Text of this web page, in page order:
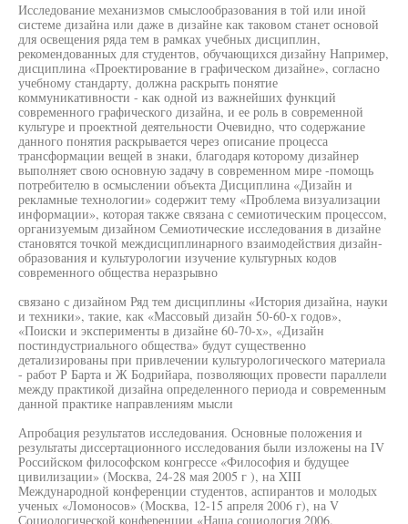
Исследование механизмов смыслообразования в той или иной
системе дизайна или даже в дизайне как таковом станет основой
для освещения ряда тем в рамках учебных дисциплин,
рекомендованных для студентов, обучающихся дизайну Например,
дисциплина «Проектирование в графическом дизайне», согласно
учебному стандарту, должна раскрыть понятие
коммуникативности - как одной из важнейших функций
современного графического дизайна, и ее роль в современной
культуре и проектной деятельности Очевидно, что содержание
данного понятия раскрывается через описание процесса
трансформации вещей в знаки, благодаря которому дизайнер
выполняет свою основную задачу в современном мире -помощь
потребителю в осмыслении объекта Дисциплина «Дизайн и
рекламные технологии» содержит тему «Проблема визуализации
информации», которая также связана с семиотическим процессом,
организуемым дизайном Семиотические исследования в дизайне
становятся точкой междисциплинарного взаимодействия дизайн-
образования и культурологии изучение культурных кодов
современного общества неразрывно
связано с дизайном Ряд тем дисциплины «История дизайна, науки
и техники», такие, как «Массовый дизайн 50-60-х годов»,
«Поиски и эксперименты в дизайне 60-70-х», «Дизайн
постиндустриального общества» будут существенно
детализированы при привлечении культурологического материала
- работ Р Барта и Ж Бодрийара, позволяющих провести параллели
между практикой дизайна определенного периода и современным
данной практике направлениям мысли
Апробация результатов исследования. Основные положения и
результаты диссертационного исследования были изложены на IV
Российском философском конгрессе «Философия и будущее
цивилизации» (Москва, 24-28 мая 2005 г ), на XIII
Международной конференции студентов, аспирантов и молодых
ученых «Ломоносов» (Москва, 12-15 апреля 2006 г), на V
Социологической конференции «Наша социология 2006.